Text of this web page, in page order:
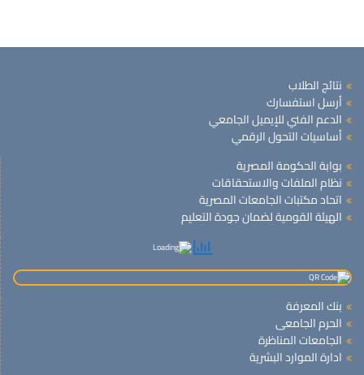
نتائج الطلاب
أرسل استفسارك
الدعم الفني للإيميل الجامعي
أساسيات التحول الرقمي
بوابة الحكومة المصرية
نظام الملفات والاستحقاقات
اتحاد مكتبات الجامعات المصرية
الهيئة القومية لضمان جودة التعليم
بنك المعرفة
الحرم الجامعى
الجامعات المناظرة
ادارة الموارد البشرية